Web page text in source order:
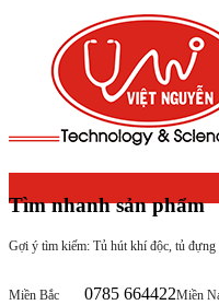
Tìm nhanh sản phẩm
Gợi ý tìm kiếm: Tủ hút khí độc, tủ đựng
Miền Bắc 0785 664422Miền